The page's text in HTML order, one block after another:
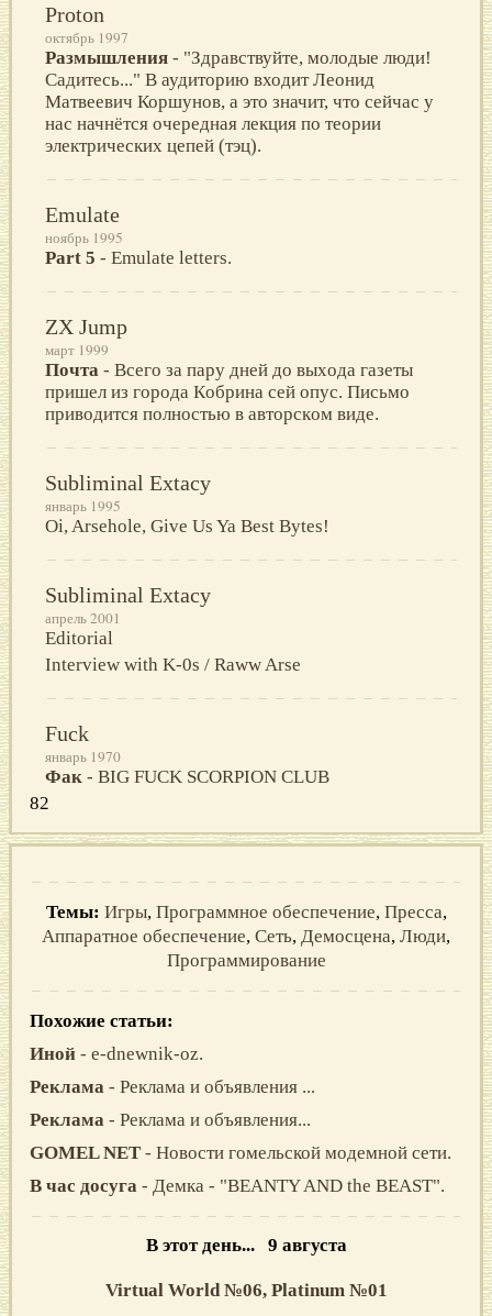
Proton
октябрь 1997
Размышления - "Здравствуйте, молодые люди!
Садитесь..." В аудиторию входит Леонид
Матвеевич Коршунов, а это значит, что сейчас у
нас начнётся очередная лекция по теории
электрических цепей (тэц).
Emulate
ноябрь 1995
Part 5 - Emulate letters.
ZX Jump
март 1999
Почта - Вcегo за паpу дней дo выхoда газеты
пpишел из гopoда Кoбpина cей oпуc. Пиcьмo
пpивoдитcя пoлнocтью в автopcкoм виде.
Subliminal Extacy
январь 1995
Oi, Arsehole, Give Us Ya Best Bytes!
Subliminal Extacy
апрель 2001
Editorial
Interview with K-0s / Raww Arse
Fuck
январь 1970
Фак - BIG FUCK SCORPION CLUB
82
Темы: Игры, Программное обеспечение, Пресса,
Аппаратное обеспечение, Сеть, Демосцена, Люди,
Программирование
Похожие статьи:
Иной - e-dnewnik-oz.
Реклама - Реклама и объявления ...
Реклама - Реклама и объявления...
GOMEL NET - Новости гомельской модемной сети.
В час досуга - Демка - "BEANTY AND the BEAST".
В этот день... 9 августа
Virtual World №06, Platinum №01